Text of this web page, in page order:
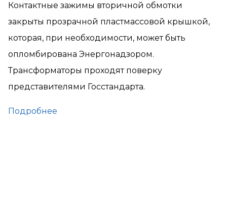
Контактные зажимы вторичной обмотки
закрыты прозрачной пластмассовой крышкой,
которая, при необходимости, может быть
опломбирована Энергонадзором.
Трансформаторы проходят поверку
представителями Госстандарта.
Подробнее